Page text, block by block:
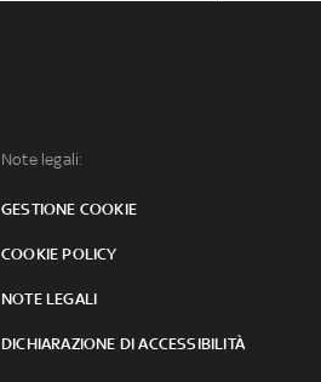
Note legali:
GESTIONE COOKIE
COOKIE POLICY
NOTE LEGALI
DICHIARAZIONE DI ACCESSIBILITÀ